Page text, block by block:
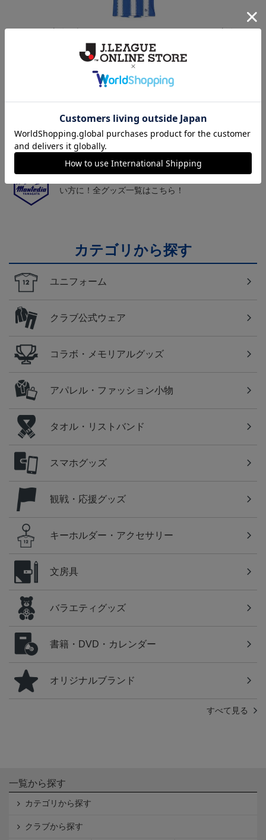
18,700円～23,760円
山形
チームマスコット「ディーオ」グッズは、サポータ
山形
い方に！全グッズ一覧はこちら！
カテゴリから探す
ユニフォーム
クラブ公式ウェア
コラボ・メモリアルグッズ
アパレル・ファッション小物
タオル・リストバンド
スマホグッズ
観戦・応援グッズ
キーホルダー・アクセサリー
文房具
バラエティグッズ
書籍・DVD・カレンダー
オリジナルブランド
すべて見る
一覧から探す
カテゴリから探す
クラブから探す